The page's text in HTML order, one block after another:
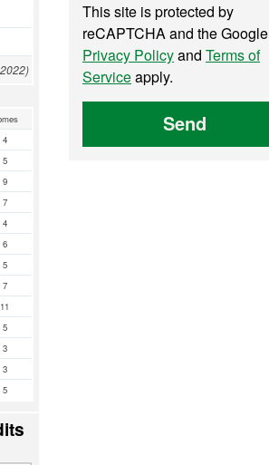
4
5
9
7
4
6
5
7
11
5
3
3
5
This site is protected by
reCAPTCHA and the Google
Privacy Policyand Terms of
Serviceapply.
Send